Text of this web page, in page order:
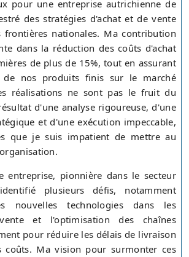
pour une entreprise autrichienne de
des stratégies d'achat et de vente
frontières nationales. Ma contribution
dans la réduction des coûts d'achat
de plus de 15%, tout en assurant
de nos produits finis sur le marché
réalisations ne sont pas le fruit du
d'une analyse rigoureuse, d'une
et d'une exécution impeccable,
que je suis impatient de mettre au
entreprise, pionnière dans le secteur
plusieurs défis, notamment
nouvelles technologies dans les
et l'optimisation des chaînes
pour réduire les délais de livraison
coûts. Ma vision pour surmonter ces